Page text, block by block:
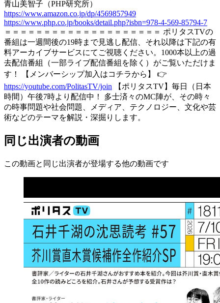
青山美智子（PHP研究所）
https://www.amazon.co.jp/dp/4569857949
https://www.php.co.jp/books/detail.php?isbn=978-4-569-85794-7
＝＝＝＝＝＝＝＝＝＝＝＝＝＝＝＝＝＝＝＝ ポリタスTVの
番組は一週間後の19時まで見逃し配信、それ以降は下記の有
料アーカイブサービスにてご視聴ください。1000本以上の過
去配信番組（一部ライブ配信番組を除く）がご覧いただけま
す！ 【メンバーシップ加入はコチラから】 👉
https://youtube.com/PolitasTV/join 【ポリタスTV】毎日（日本
時間）午後7時より配信中！ 多士済々のMC陣が、その時々
の時事問題や社会問題、メディア、テクノロジー、文化や芸
術などのテーマを解説・深掘りします。
同じ出演者の動画
この動画と同じ出演者が登場する他の動画です